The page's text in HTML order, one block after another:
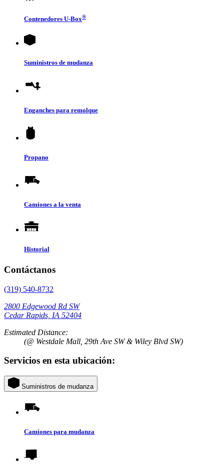
Contenedores U-Box®
Suministros de mudanza
Enganches para remolque
Propano
Camiones a la venta
Historial
Contáctanos
(319) 540-8732
2800 Edgewood Rd SW
Cedar Rapids, IA 52404
Estimated Distance:
(@ Westdale Mall, 29th Ave SW & Wiley Blvd SW)
Servicios en esta ubicación:
Suministros de mudanza
Camiones para mudanza